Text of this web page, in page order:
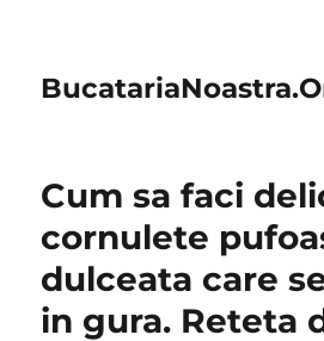
Cum sa faci
cornulete
dulceata care
in gura. Reteta